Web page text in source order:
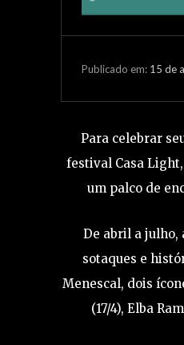
Publicado em: 15 de
Para celebrar
festival Casa
um palco de
De abril a julho,
sotaques e
Menescal, dois
(17/4), Elba